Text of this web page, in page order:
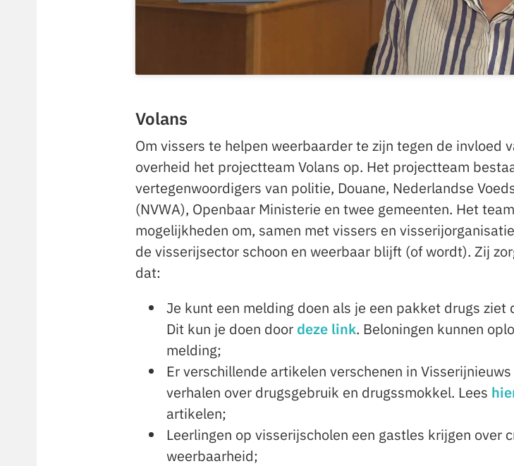
Volans
Om vissers te helpen weerbaarder te zijn tegen de invloed
overheid het projectteam Volans op. Het projectteam
vertegenwoordigers van politie, Douane, Nederlandse
(NVWA), Openbaar Ministerie en twee gemeenten. Het
mogelijkheden om, samen met vissers en
de visserijsector schoon en weerbaar blijft (of wordt). Zij
dat:
Je kunt een melding doen als je een pakket drugs
Dit kun je doen door deze link. Beloningen kunnen
melding;
Er verschillende artikelen verschenen in
verhalen over drugsgebruik en drugssmokkel. Lees
artikelen;
Leerlingen op visserijscholen een gastles krijgen over
weerbaarheid;